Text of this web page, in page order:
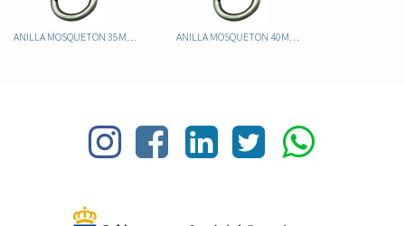
ANILLA MOSQUETON 35MM 2UND ANILLA MOSQUETON 40MM 2UND